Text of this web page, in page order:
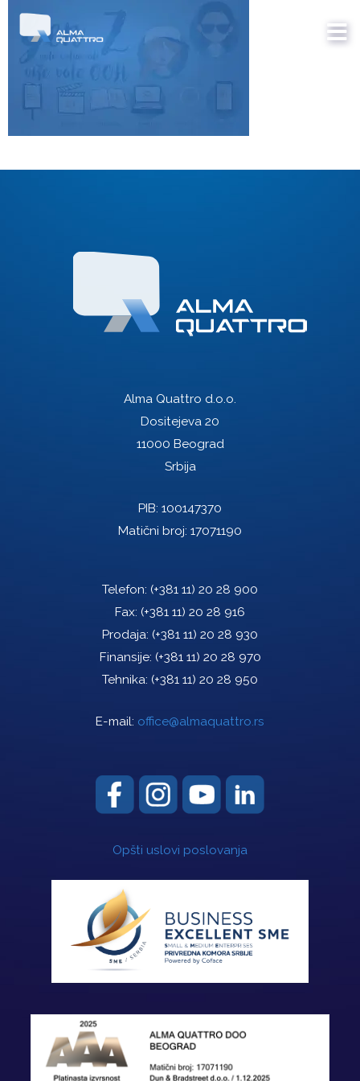
Alma Quattro d.o.o.
Dositejeva 20
11000 Beograd
Srbija
PIB: 100147370
Matični broj: 17071190
Telefon: (+381 11) 20 28 900
Fax: (+381 11) 20 28 916
Prodaja: (+381 11) 20 28 930
Finansije: (+381 11) 20 28 970
Tehnika: (+381 11) 20 28 950
E-mail: office@almaquattro.rs
Opšti uslovi poslovanja